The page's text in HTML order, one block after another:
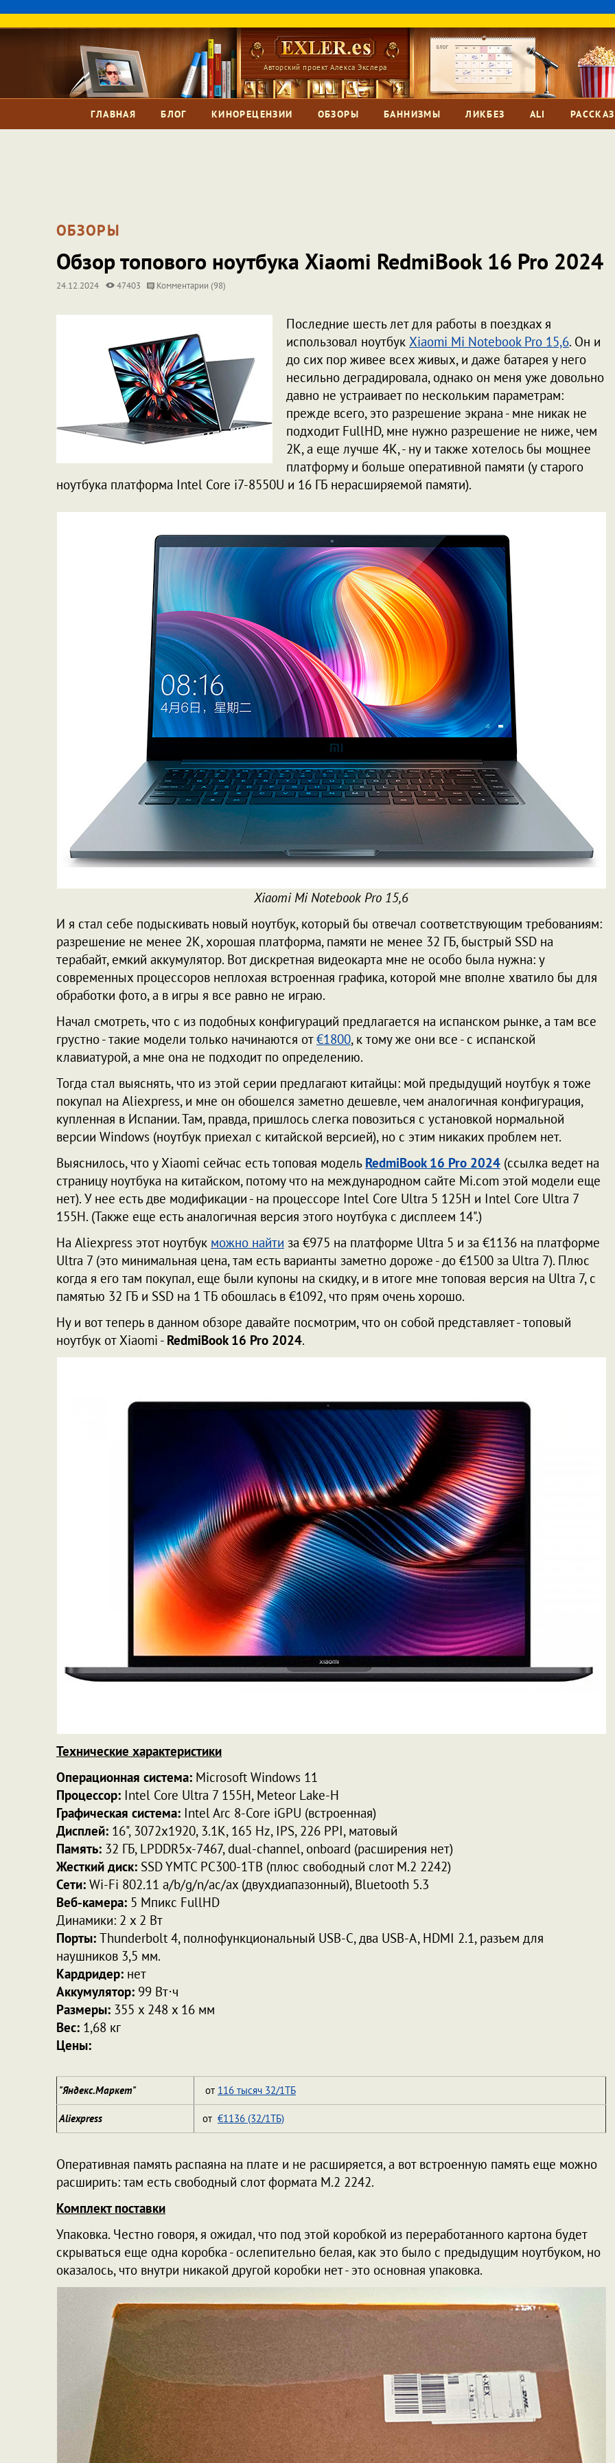
Авторский проект Алекса Экслера
ГЛАВНАЯ БЛОГ КИНОРЕЦЕНЗИИ ОБЗОРЫ БАННИЗМЫ ЛИКБЕЗ ALI
ОБЗОРЫ
Обзор топового ноутбука Xiaomi RedmiBook 16 Pro 2024
24.12.2024 47403 Комментарии (98)
Последние шесть лет для работы в поездках я
использовал ноутбук Xiaomi Mi Notebook Pro 15,6. Он и
до сих пор живее всех живых, и даже батарея у него
несильно деградировала, однако он меня уже довольно
давно не устраивает по нескольким параметрам:
прежде всего, это разрешение экрана - мне никак не
подходит FullHD, мне нужно разрешение не ниже, чем
2K, а еще лучше 4K, - ну и также хотелось бы мощнее
платформу и больше оперативной памяти (у старого
ноутбука платформа Intel Core i7-8550U и 16 ГБ нерасширяемой памяти).
Xiaomi Mi Notebook Pro 15,6
И я стал себе подыскивать новый ноутбук, который бы отвечал соответствующим требованиям:
разрешение не менее 2K, хорошая платформа, памяти не менее 32 ГБ, быстрый SSD на
терабайт, емкий аккумулятор. Вот дискретная видеокарта мне не особо была нужна: у
современных процессоров неплохая встроенная графика, которой мне вполне хватило бы для
обработки фото, а в игры я все равно не играю.
Начал смотреть, что с из подобных конфигураций предлагается на испанском рынке, а там все
грустно - такие модели только начинаются от€1800, к тому же они все - с испанской
клавиатурой, а мне она не подходит по определению.
Тогда стал выяснять, что из этой серии предлагают китайцы: мой предыдущий ноутбук я тоже
покупал на Aliexpress, и мне он обошелся заметно дешевле, чем аналогичная конфигурация,
купленная в Испании. Там, правда, пришлось слегка повозиться с установкой нормальной
версии Windows (ноутбук приехал с китайской версией), но с этим никаких проблем нет.
Выяснилось, что у Xiaomi сейчас есть топовая модель RedmiBook 16 Pro 2024 (ссылка ведет на
страницу ноутбука на китайском, потому что на международном сайте Mi.com этой модели еще
нет). У нее есть две модификации - на процессоре Intel Core Ultra 5 125H и Intel Core Ultra 7
155H. (Также еще есть аналогичная версия этого ноутбука с дисплеем 14".)
На Aliexpress этот ноутбук можно найти за €975 на платформе Ultra 5 и за €1136 на платформе
Ultra 7 (это минимальная цена, там есть варианты заметно дороже - до €1500 за Ultra 7). Плюс
когда я его там покупал, еще были купоны на скидку, и в итоге мне топовая версия на Ultra 7, с
памятью 32 ГБ и SSD на 1 ТБ обошлась в €1092, что прям очень хорошо.
Ну и вот теперь в данном обзоре давайте посмотрим, что он собой представляет - топовый
ноутбук от Xiaomi - RedmiBook 16 Pro 2024.
Технические характеристики
Операционная система: Microsoft Windows 11
Процессор: Intel Core Ultra 7 155H, Meteor Lake-H
Графическая система: Intel Arc 8-Core iGPU (встроенная)
Дисплей: 16", 3072x1920, 3.1K, 165 Hz, IPS, 226 PPI, матовый
Память: 32 ГБ, LPDDR5x-7467, dual-channel, onboard (расширения нет)
Жесткий диск: SSD YMTC PC300-1TB (плюс свободный слот M.2 2242)
Сети: Wi-Fi 802.11 a/b/g/n/ac/ax (двухдиапазонный), Bluetooth 5.3
Веб-камера: 5 Мпикс FullHD
Динамики: 2 х 2 Вт
Порты: Thunderbolt 4, полнофункциональный USB-C, два USB-A, HDMI 2.1, разъем для
наушников 3,5 мм.
Кардридер: нет
Аккумулятор: 99 Вт⋅ч
Размеры: 355 х 248 х 16 мм
Вес: 1,68 кг
Цены:
"Яндекс.Маркет" от 116 тысяч 32/1ТБ
Aliexpress от €1136 (32/1ТБ)
Оперативная память распаяна на плате и не расширяется, а вот встроенную память еще можно
расширить: там есть свободный слот формата M.2 2242.
Комплект поставки
Упаковка. Честно говоря, я ожидал, что под этой коробкой из переработанного картона будет
скрываться еще одна коробка - ослепительно белая, как это было с предыдущим ноутбуком, но
оказалось, что внутри никакой другой коробки нет - это основная упаковка.